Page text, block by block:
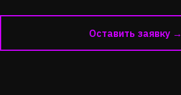
Оставить заявку →